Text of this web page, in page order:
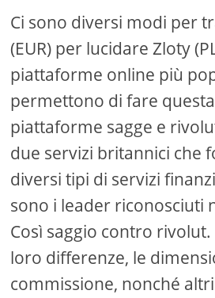
Ci sono diversi modi per
(EUR) per lucidare Zloty
piattaforme online più
permettono di fare
piattaforme sagge e
due servizi britannici che
diversi tipi di servizi
sono i leader riconosciuti
Così saggio contro
loro differenze, le
commissione, nonché